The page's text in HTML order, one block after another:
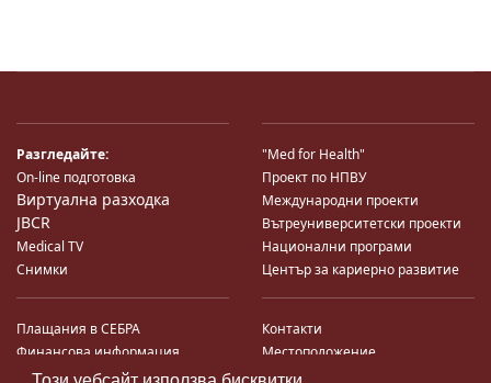
Разгледайте:
On-line подготовка
Виртуална разходка
JBCR
Medical TV
Снимки
"Med for Health"
Проект по НПВУ
Международни проекти
Вътреуниверситетски проекти
Национални програми
Център за кариерно развитие
Плащания в СЕБРА
Финансова информация
Система за финансово упр-е и
Контакти
Местоположение
Карта на сайта